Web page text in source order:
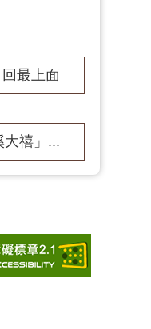
回最上面
大禧」...